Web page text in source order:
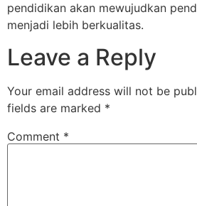
pendidikan akan mewujudkan
menjadi lebih berkualitas.
Leave a Reply
Your email address will not be
fields are marked *
Comment *